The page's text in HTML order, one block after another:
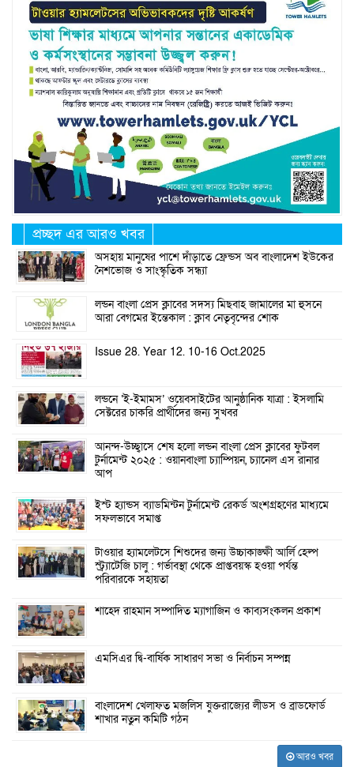
প্রচ্ছদ এর আরও খবর
অসহায় মানুষের পাশে দাঁড়াতে ফ্রেন্ডস অব বাংলাদেশ ইউকের
নৈশভোজ ও সাংস্কৃতিক সন্ধ্যা
লন্ডন বাংলা প্রেস ক্লাবের সদস্য মিছবাহ জামালের মা হুসনে
আরা বেগমের ইন্তেকাল : ক্লাব নেতৃবৃন্দের শোক
Issue 28. Year 12. 10-16 Oct.2025
লন্ডনে ‘ই-ইমামস’ ওয়েবসাইটের আনুষ্ঠানিক যাত্রা : ইসলামি
সেক্টরের চাকরি প্রার্থীদের জন্য সুখবর
আনন্দ-উচ্ছ্বাসে শেষ হলো লন্ডন বাংলা প্রেস ক্লাবের ফুটবল
টুর্নামেন্ট ২০২৫ : ওয়ানবাংলা চ্যাম্পিয়ন, চ্যানেল এস রানার
আপ
ইস্ট হ্যান্ডস ব্যাডমিন্টন টুর্নামেন্ট রেকর্ড অংশগ্রহণের মাধ্যমে
সফলভাবে সমাপ্ত
টাওয়ার হ্যামলেটসে শিশুদের জন্য উচ্চাকাঙ্ক্ষী আর্লি হেল্প
স্ট্র্যাটেজি চালু : গর্ভাবস্থা থেকে প্রাপ্তবয়স্ক হওয়া পর্যন্ত
পরিবারকে সহায়তা
শাহেদ রাহমান সম্পাদিত ম্যাগাজিন ও কাব্যসংকলন প্রকাশ
এমসিএর দ্বি-বার্ষিক সাধারণ সভা ও নির্বাচন সম্পন্ন
বাংলাদেশ খেলাফত মজলিস যুক্তরাজ্যের লীডস ও ব্রাডফোর্ড
শাখার নতুন কমিটি গঠন
আরও খবর